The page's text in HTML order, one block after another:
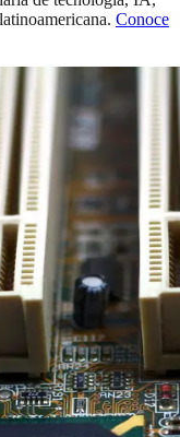
Conoce